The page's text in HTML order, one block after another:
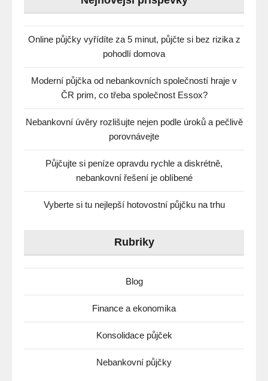
Online půjčky vyřídíte za 5 minut, půjčte si bez rizika z
pohodlí domova
Moderní půjčka od nebankovních společností hraje v
ČR prim, co třeba společnost Essox?
Nebankovní úvěry rozlišujte nejen podle úroků a pečlivě
porovnávejte
Půjčujte si peníze opravdu rychle a diskrétně,
nebankovní řešení je oblíbené
Vyberte si tu nejlepší hotovostní půjčku na trhu
Rubriky
Blog
Finance a ekonomika
Konsolidace půjček
Nebankovní půjčky